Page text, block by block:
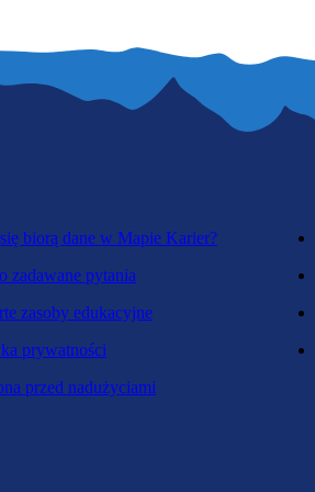
biorą dane w Mapie Karier?
zadawane pytania
zasoby edukacyjne
prywatności
przed nadużyciami